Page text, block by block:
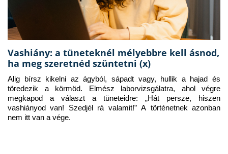
Vashiány: a tüneteknél mélyebbre kell ásnod,
ha meg szeretnéd szüntetni (x)
Alig bírsz kikelni az ágyból, sápadt vagy, hullik a hajad és
töredezik a körmöd. Elmész laborvizsgálatra, ahol végre
megkapod a választ a tüneteidre: „Hát persze, hiszen
vashiányod van! Szedjél rá valamit!” A történetnek azonban
nem itt van a vége.